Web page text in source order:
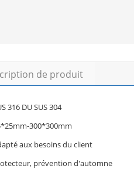
de produit
316 DU SUS 304
300*300mm
aux besoins du client
prévention d'automne